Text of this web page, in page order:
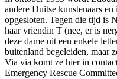
andere Duitse kunstenaars
opgesloten. Tegen die tijd is
haar vriendin T (nee, er is
deze dame uit een enkele
buitenland begeleiden, maar
Via via komt ze hier in
Emergency Rescue